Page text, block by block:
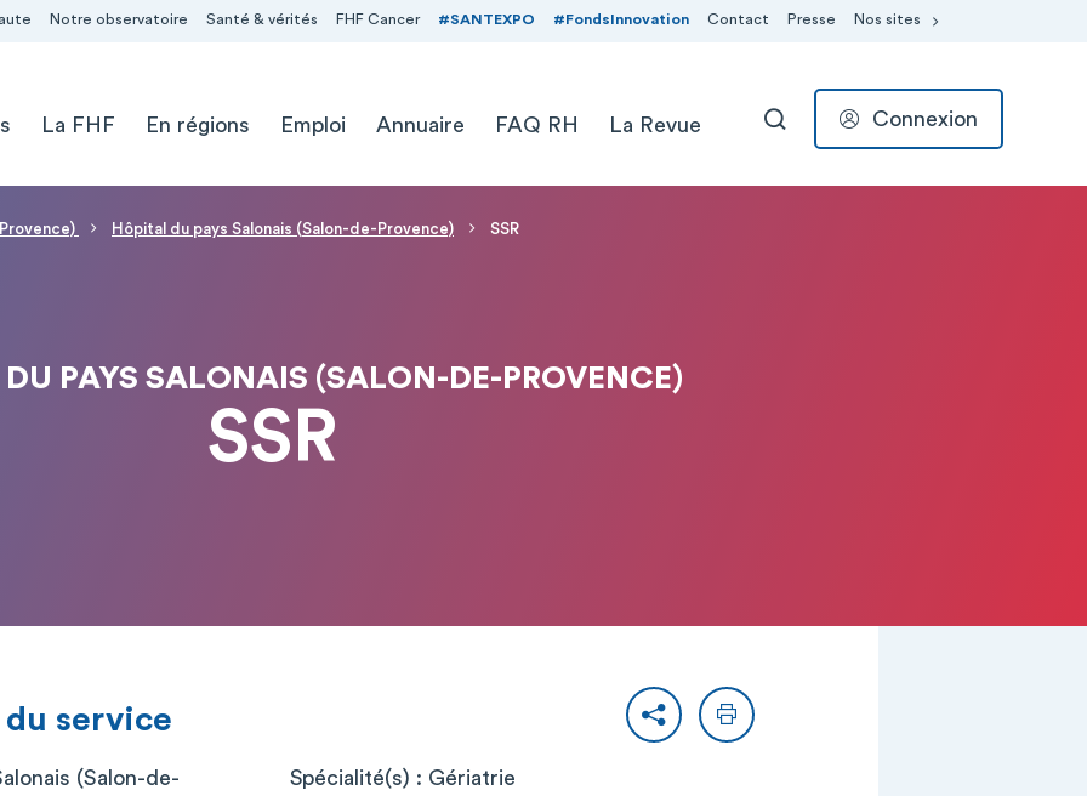
Notre observatoire Santé & vérités FHF Cancer #SANTEXPO #FondsInnovation Contact Presse Nos sites
La FHF En régions Emploi Annuaire FAQ RH La Revue RECHERCHER
Connexion
Hôpital du pays Salonais (Salon-de-Provence) SSR
PAYS SALONAIS (SALON-DE-PROVENCE)
SSR
PartagerImprimer
service
(Salon-de- Spécialité(s) : Gériatrie